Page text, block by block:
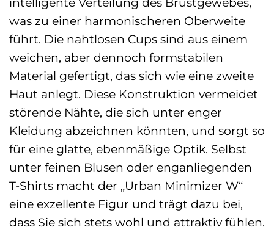
was zu einer harmonischeren Oberweite
führt. Die nahtlosen Cups sind aus einem
weichen, aber dennoch formstabilen
Material gefertigt, das sich wie eine zweite
Haut anlegt. Diese Konstruktion vermeidet
störende Nähte, die sich unter enger
Kleidung abzeichnen könnten, und sorgt so
für eine glatte, ebenmäßige Optik. Selbst
unter feinen Blusen oder enganliegenden
T-Shirts macht der „Urban Minimizer W“
eine exzellente Figur und trägt dazu bei,
dass Sie sich stets wohl und attraktiv fühlen.